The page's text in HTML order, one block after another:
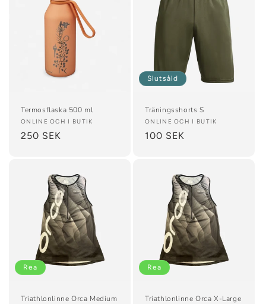
Termosflaska 500 ml
Säljare:
ONLINE OCH I BUTIK
Ordinarie
250 SEK
Slutsåld
Träningsshorts S
Säljare:
ONLINE OCH I BUTIK
Ordinarie
100 SEK
Rea
Triathlonlinne Orca Medium
Rea
Triathlonlinne Orca X-Large